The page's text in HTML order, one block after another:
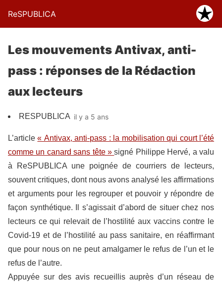
ReSPUBLICA
Les mouvements Antivax, anti-
pass : réponses de la Rédaction
aux lecteurs
RESPUBLICA il y a 5 ans
L’article« Antivax, anti-pass : la mobilisation qui court l’été
comme un canard sans tête »signé Philippe Hervé, a valu
à ReSPUBLICA une poignée de courriers de lecteurs,
souvent critiques, dont nous avons analysé les affirmations
et arguments pour les regrouper et pouvoir y répondre de
façon synthétique. Il s’agissait d’abord de situer chez nos
lecteurs ce qui relevait de l’hostilité aux vaccins contre le
Covid-19 et de l’hostilité au pass sanitaire, en réaffirmant
que pour nous on ne peut amalgamer le refus de l’un et le
refus de l’autre.
Appuyée sur des avis recueillis auprès d’un réseau de